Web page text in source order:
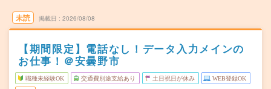
未読 掲載日 2026/08/08
【期間限定】電話なし！データ入力メインの
お仕事！＠安曇野市
職種未経験OK 交通費別途支給あり 土日祝日が休み WEB登録OK